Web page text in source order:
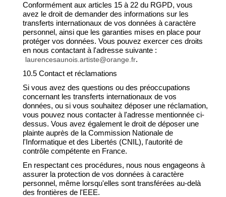
Conformément aux articles 15 à 22 du RGPD, vous
avez le droit de demander des informations sur les
transferts internationaux de vos données à caractère
personnel, ainsi que les garanties mises en place pour
protéger vos données. Vous pouvez exercer ces droits
en nous contactant à l'adresse suivante :
laurencesaunois.artiste@orange.fr.
10.5 Contact et réclamations
Si vous avez des questions ou des préoccupations
concernant les transferts internationaux de vos
données, ou si vous souhaitez déposer une réclamation,
vous pouvez nous contacter à l'adresse mentionnée ci-
dessus. Vous avez également le droit de déposer une
plainte auprès de la Commission Nationale de
l'Informatique et des Libertés (CNIL), l'autorité de
contrôle compétente en France.
En respectant ces procédures, nous nous engageons à
assurer la protection de vos données à caractère
personnel, même lorsqu'elles sont transférées au-delà
des frontières de l'EEE.